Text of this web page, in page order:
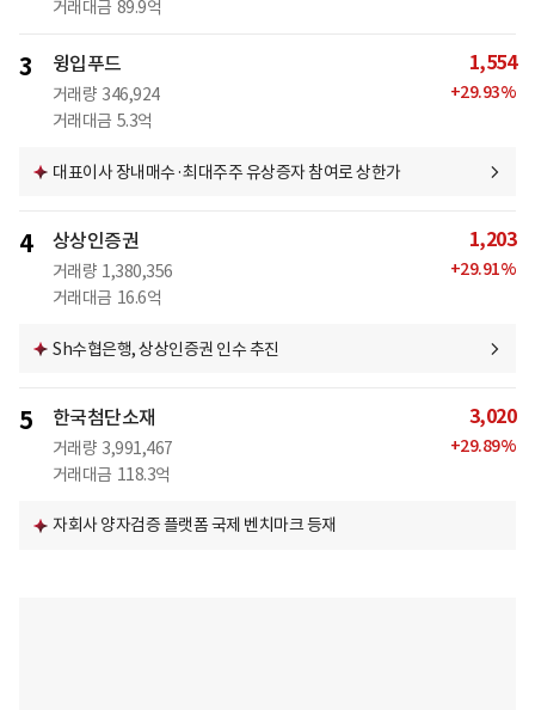
거래대금 89.9억
3 윙입푸드
거래량 346,924
거래대금 5.3억
1,554
+29.93%
대표이사 장내매수·최대주주 유상증자 참여로 상한가
4 상상인증권
거래량 1,380,356
거래대금 16.6억
1,203
+29.91%
Sh수협은행, 상상인증권 인수 추진
5 한국첨단소재
거래량 3,991,467
거래대금 118.3억
3,020
+29.89%
자회사 양자검증 플랫폼 국제 벤치마크 등재